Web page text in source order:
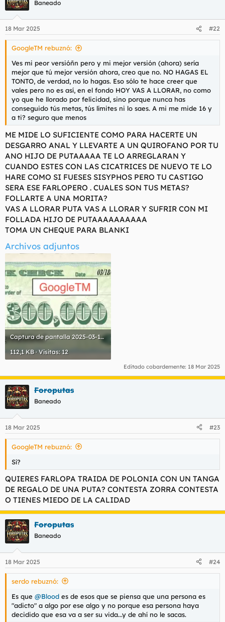
i
e
s
Baneado
18 Mar 2025 #22
GoogleTM rebuznó:
Ves mi peor versióñn pero y mi mejor versión (ahora) sería
mejor que tú mejor versión ahora, creo que no. NO HAGAS EL
TONTO, de verdad, no lo hagas. Eso sólo te hace creer que
vales pero no es así, en el fondo HOY VAS A LLORAR, no como
yo que he llorado por felicidad, sino porque nunca has
conseguido tús metas, tús límites ni lo saes. A mi me mide 16 y
a ti? seguro que menos
ME MIDE LO SUFICIENTE COMO PARA HACERTE UN
DESGARRO ANAL Y LLEVARTE A UN QUIROFANO POR TU
ANO HIJO DE PUTAAAAA TE LO ARREGLARAN Y
CUANDO ESTES CON LAS CICATRICES DE NUEVO TE LO
HARE COMO SI FUESES SISYPHOS PERO TU CASTIGO
SERA ESE FARLOPERO . CUALES SON TUS METAS?
FOLLARTE A UNA MORITA?
VAS A LLORAR PUTA VAS A LLORAR Y SUFRIR CON MI
FOLLADA HIJO DE PUTAAAAAAAAAA
TOMA UN CHEQUE PARA BLANKI
Archivos adjuntos
Captura de pantalla 2025-03-18 a las 0.44.06.webp
112,1 KB · Visitas: 12
Editado cobardemente: 18 Mar 2025
Foroputas
Baneado
18 Mar 2025 #23
GoogleTM rebuznó:
Sí?
QUIERES FARLOPA TRAIDA DE POLONIA CON UN TANGA
DE REGALO DE UNA PUTA? CONTESTA ZORRA CONTESTA
O TIENES MIEDO DE LA CALIDAD
Foroputas
Baneado
18 Mar 2025 #24
serdo rebuznó:
Es que @Blood es de esos que se piensa que una persona es
"adicto" a algo por ese algo y no porque esa persona haya
decidido que esa va a ser su vida...y de ahí no le sacas.